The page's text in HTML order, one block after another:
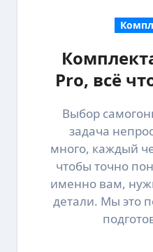
Pro, всё
Выбор самогонного аппарата —
задача
много, каждый
чтобы точно
именно вам,
детали. Мы это